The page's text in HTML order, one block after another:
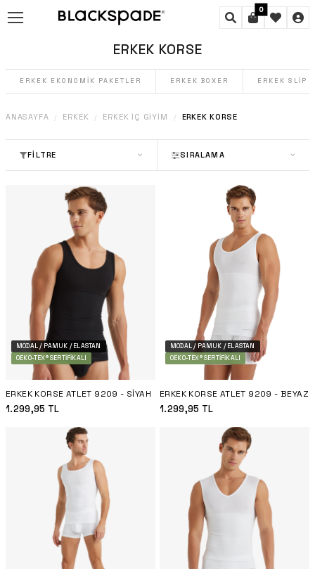
0
ERKEK KORSE
ERKEK EKONOMIK PAKETLER ERKEK BOXER ERKEK SLIP
ANASAYFA / ERKEK / ERKEK İÇ GIYIM / ERKEK KORSE
FILTRE SIRALAMA
MODAL / PAMUK / ELASTAN
OEKO-TEX® SERTIFIKALI
ERKEK KORSE ATLET 9209 - SIYAH
1.299,95 TL
MODAL / PAMUK / ELASTAN
OEKO-TEX® SERTIFIKALI
ERKEK KORSE ATLET 9209 - BEYAZ
1.299,95 TL